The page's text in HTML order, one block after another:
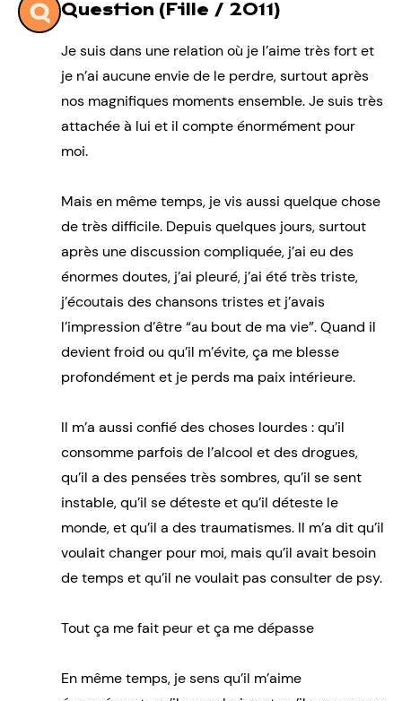
Question (Fille / 2011)
Je suis dans une relation où je l’aime très fort et
je n’ai aucune envie de le perdre, surtout après
nos magnifiques moments ensemble. Je suis très
attachée à lui et il compte énormément pour
moi.
Mais en même temps, je vis aussi quelque chose
de très difficile. Depuis quelques jours, surtout
après une discussion compliquée, j’ai eu des
énormes doutes, j’ai pleuré, j’ai été très triste,
j’écoutais des chansons tristes et j’avais
l’impression d’être “au bout de ma vie”. Quand il
devient froid ou qu’il m’évite, ça me blesse
profondément et je perds ma paix intérieure.
Il m’a aussi confié des choses lourdes : qu’il
consomme parfois de l’alcool et des drogues,
qu’il a des pensées très sombres, qu’il se sent
instable, qu’il se déteste et qu’il déteste le
monde, et qu’il a des traumatismes. Il m’a dit qu’il
voulait changer pour moi, mais qu’il avait besoin
de temps et qu’il ne voulait pas consulter de psy.
Tout ça me fait peur et ça me dépasse
En même temps, je sens qu’il m’aime